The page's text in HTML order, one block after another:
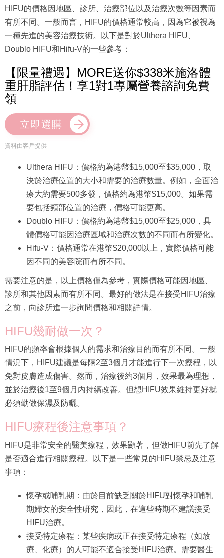
HIFU的價格因地區、診所、治療部位以及治療次數等因素而
有所不同。一般而言，HIFU的價格通常較高，因為它被視為
一種先進的美容治療技術。以下是對於Ulthera HIFU、
Doublo HIFU和Hifu-V的一些參考：
【限量禮遇】MORE送你$338米施洛體
重肝脂評估！享1對1專屬營養諮詢免費
領
立即選購
資料由客戶提供
Ulthera HIFU：價格約為港幣$15,000至$35,000，取
決於治療位置的大小和需要的治療數量。例如，全面治
療大約需要500多發，價格約為港幣$15,000。如果需
要包括頸部位置的治療，價格可能更高。
Doublo HIFU：價格約為港幣$15,000至$25,000，具
體價格可能因治療區域和治療次數的不同而有所變化。
Hifu-V：價格通常在港幣$20,000以上，實際價格可能
因不同的美容院而有所不同。
需要注意的是，以上價格僅為參考，實際價格可能因地區、
診所和其他因素而有所不同。最好的做法是在接受HIFU治療
之前，向診所進一步詢問價格和相關詳情。
HIFU幾耐做一次？
HIFU的頻率會根據個人的需求和治療目的而有所不同。一般
情況下，HIFU建議是每隔2至3個月才能進行下一次療程，以
免對皮膚造成傷害。然而，治療後約3個月，效果最為理想，
並於治療後1至9個月內持續改善。但想HIFU效果維持更好就
必須勤做保濕及防曬。
HIFU療程後注意事項？
HIFU是非常安全的醫美療程，效果顯著，但做HIFU前先了解
是否適合進行相關療程。以下是一些常見的HIFU禁忌及注意
事項：
懷孕或哺乳期：由於目前缺乏關於HIFU對懷孕和哺乳
期婦女的安全性研究，因此，在這些時期不建議接受
HIFU治療。
接受特定療程：某些疾病或正在接受特定療程（如放
療、化療）的人可能不適合接受HIFU治療。需要醫生